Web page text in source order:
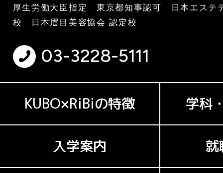
厚生労働大臣指定 東京都知事認可 日本エステ
校 日本眉目美容協会 認定校
03-3228-5111
KUBO×RiBiの特徴 学科
入学案内